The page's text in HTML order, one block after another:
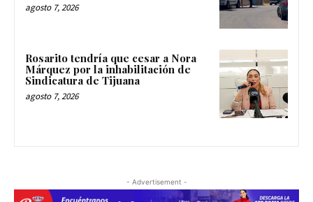
agosto 7, 2026
Rosarito tendría que cesar a Nora
Márquez por la inhabilitación de
Sindicatura de Tijuana
agosto 7, 2026
- Advertisement -